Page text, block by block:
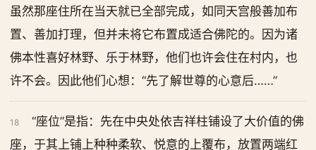
虽然那座住所在当天就已全部完成，如同天宫般善加布
置、善加打理，但并未将它布置成适合佛陀的。因为诸
佛本性喜好林野、乐于林野，他们也许会住在村内，也
许不会。因此他们心想：“先了解世尊的心意后……”
18
“座位”是指：先在中央处依吉祥柱铺设了大价值的佛
座，于其上铺上种种柔软、悦意的上覆布，放置两端红